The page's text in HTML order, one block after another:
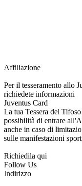
Affiliazione
Per il tesseramento allo
richiedete informazioni
Juventus Card
La tua Tessera del
possibilità di entrare
anche in caso di
sulle manifestazioni
Richiedila qui
Follow Us
Indirizzo